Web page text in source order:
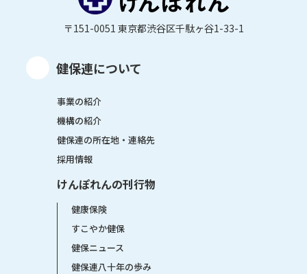
〒151-0051 東京都渋谷区千駄ヶ谷1-33-1
健保連について
事業の紹介
機構の紹介
健保連の所在地・連絡先
採用情報
けんぽれんの刊行物
健康保険
すこやか健保
健保ニュース
健保連八十年の歩み